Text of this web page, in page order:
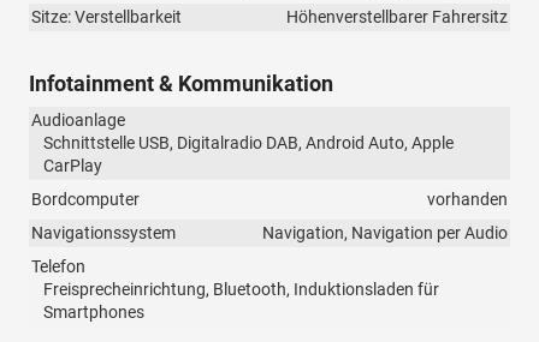
Sitze: Verstellbarkeit
Höhenverstellbarer Fahrersitz
Infotainment & Kommunikation
Audioanlage
Schnittstelle USB, Digitalradio DAB, Android Auto, Apple
CarPlay
Bordcomputer
vorhanden
Navigationssystem
Navigation, Navigation per Audio
Telefon
Freisprecheinrichtung, Bluetooth, Induktionsladen für
Smartphones